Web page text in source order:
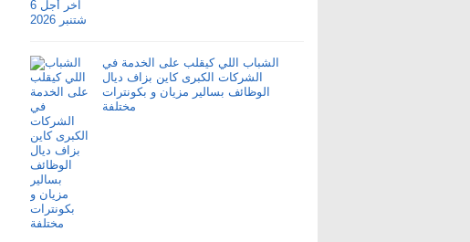
الشباب اللي كيقلب على الخدمة في
الشركات الكبرى كاين بزاف ديال
الوظائف بسالير مزيان و بكونترات
مختلفة